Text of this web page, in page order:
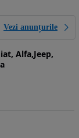
Vezi anunțurile
Alfa,Jeep,